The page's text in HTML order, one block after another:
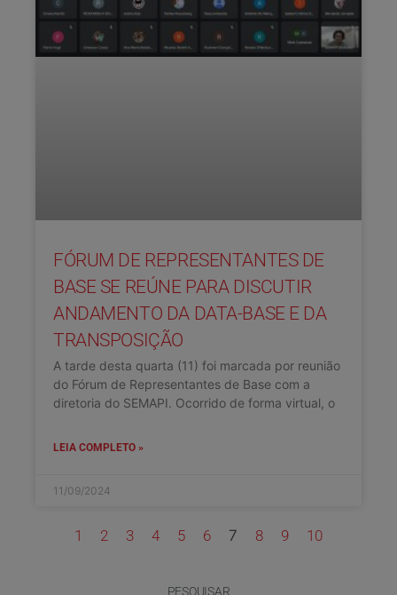
FÓRUM DE REPRESENTANTES DE
BASE SE REÚNE PARA DISCUTIR
ANDAMENTO DA DATA-BASE E DA
TRANSPOSIÇÃO
A tarde desta quarta (11) foi marcada por reunião
do Fórum de Representantes de Base com a
diretoria do SEMAPI. Ocorrido de forma virtual, o
LEIA COMPLETO »
11/09/2024
1 2 3 4 5 6 7 8 9 10
PESQUISAR